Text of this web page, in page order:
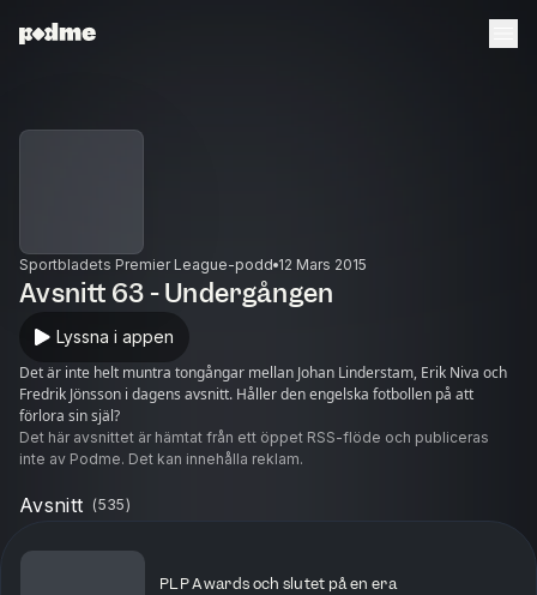
Sportbladets Premier League-podd 12 Mars 2015
Avsnitt 63 - Undergången
Lyssna i appen
Det är inte helt muntra tongångar mellan Johan Linderstam, Erik Niva och
Fredrik Jönsson i dagens avsnitt. Håller den engelska fotbollen på att
förlora sin själ?
Det här avsnittet är hämtat från ett öppet RSS-flöde och publiceras
inte av Podme. Det kan innehålla reklam.
Avsnitt (535)
PLP Awards och slutet på en era